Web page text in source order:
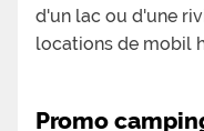
d'un lac ou d'une
locations de mobil
Promo